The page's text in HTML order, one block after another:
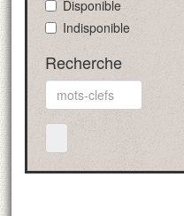
Disponible
Indisponible
Recherche